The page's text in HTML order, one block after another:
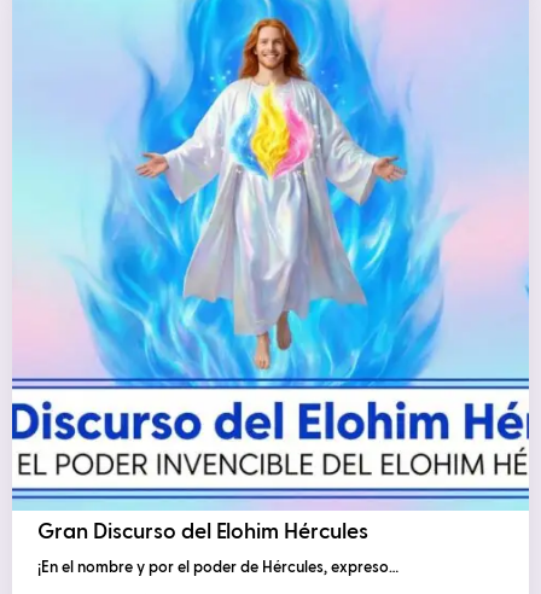
Gran Discurso del Elohim Hércules
¡En el nombre y por el poder de Hércules, expreso…